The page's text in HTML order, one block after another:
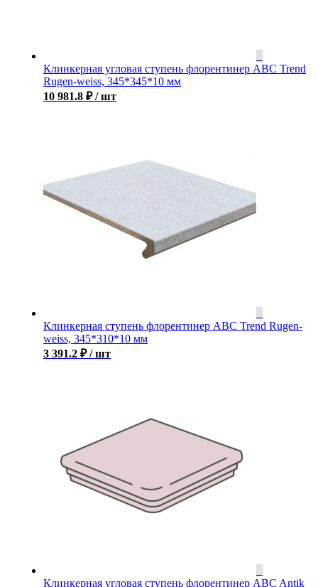
Клинкерная угловая ступень флорентинер ABC Trend
Rugen-weiss, 345*345*10 мм
10 981.8 ₽ / шт
Клинкерная ступень флорентинер ABC Trend Rugen-
weiss, 345*310*10 мм
3 391.2 ₽ / шт
Клинкерная угловая ступень флорентинер ABC Antik